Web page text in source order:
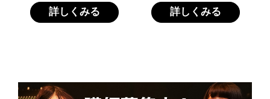
詳しくみる 詳しくみる